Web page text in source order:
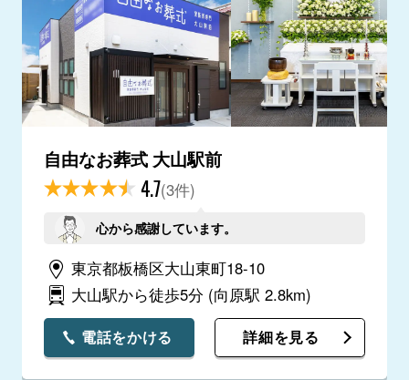
自由なお葬式 大山駅前
4.7(3件)
心から感謝しています。
東京都板橋区大山東町18-10
大山駅から徒歩5分 (向原駅 2.8km)
電話をかける 詳細を見る